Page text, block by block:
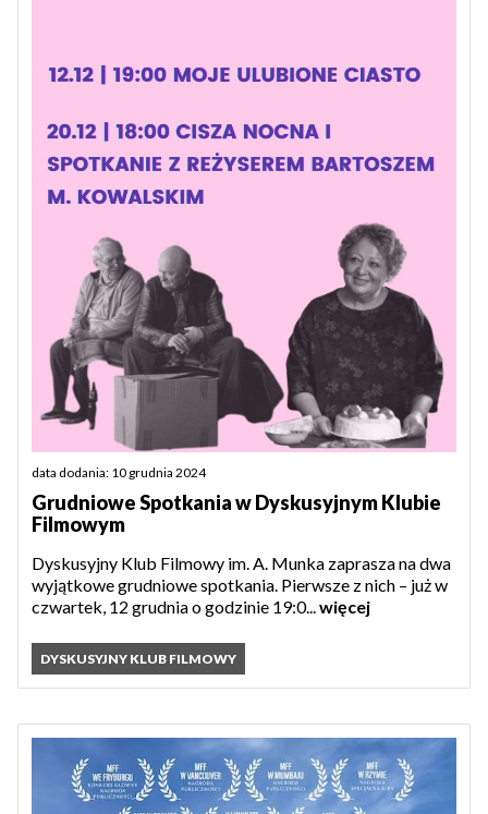
data dodania: 10 grudnia 2024
Grudniowe Spotkania w Dyskusyjnym Klubie
Filmowym
Dyskusyjny Klub Filmowy im. A. Munka zaprasza na dwa
wyjątkowe grudniowe spotkania. Pierwsze z nich – już w
czwartek, 12 grudnia o godzinie 19:0... więcej
DYSKUSYJNY KLUB FILMOWY